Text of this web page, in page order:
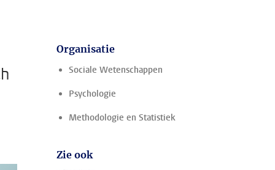
Organisatie
Sociale Wetenschappen
Psychologie
Methodologie en Statistiek
Zie ook